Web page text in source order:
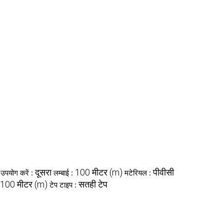
उपयोग करें :दूसरा लम्बाई : 100 मीटर (m) मटेरियल :पीवीसी
100 मीटर (m) टेप टाइप :सतही टेप